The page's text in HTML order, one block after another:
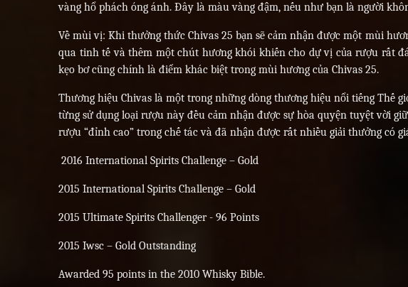
vàng hổ phách óng ánh. Đây là màu vàng đậm, nếu như bạn là người
Về mùi vị: Khi thưởng thức Chivas 25 bạn sẽ cảm nhận được một mùi
qua tinh tế và thêm một chút hương khói khiến cho dự vị của rượu rất
kẹo bơ cũng chính là điểm khác biệt trong mùi hương của Chivas 25.
Thương hiệu Chivas là một trong những dòng thương hiệu nổi tiếng Thế
từng sử dụng loại rượu này đều cảm nhận được sự hòa quyện tuyệt vời
rượu “đỉnh cao” trong chế tác và đã nhận được rất nhiều giải thưởng có
2016 International Spirits Challenge – Gold
2015 International Spirits Challenge – Gold
2015 Ultimate Spirits Challenger - 96 Points
2015 Iwsc – Gold Outstanding
Awarded 95 points in the 2010 Whisky Bible.